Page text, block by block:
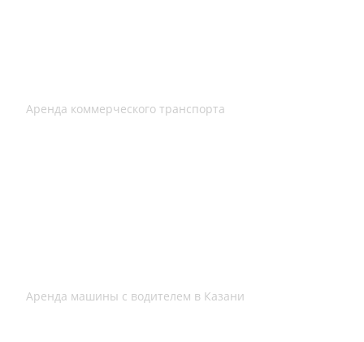
Аренда коммерческого транспорта
Аренда машины с водителем в Казани